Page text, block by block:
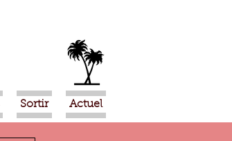
Sortir Actuel